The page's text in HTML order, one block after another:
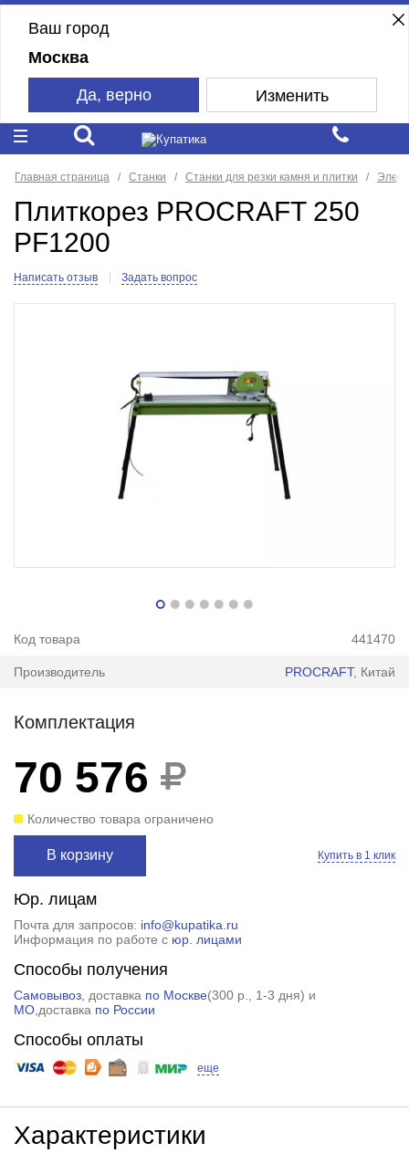
Ваш город
Москва
Да, верно Изменить
Главная страница Станки Станки для резки камня и плитки
Плиткорез PROCRAFT 250
PF1200
Написать отзыв Задать вопрос
Код товара 441470
Производитель PROCRAFT, Китай
Комплектация
70 576
Количество товара ограничено
В корзину Купить в 1 клик
Юр. лицам
Почта для запросов: info@kupatika.ru
Информация по работе с юр. лицами
Способы получения
Самовывоз, доставка по Москве(300 р.
, 1-3 дня) и
МО,доставка по России
Способы оплаты
еще
Характеристики